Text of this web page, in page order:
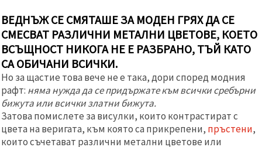
ВЕДНЪЖ СЕ СМЯТАШЕ ЗА МОДЕН ГРЯХ ДА СЕ
СМЕСВАТ РАЗЛИЧНИ МЕТАЛНИ ЦВЕТОВЕ, КОЕТО
ВСЪЩНОСТ НИКОГА НЕ Е РАЗБРАНО, ТЪЙ КАТО
СА ОБИЧАНИ ВСИЧКИ.
Но за щастие това вече не е така, дори според модния
рафт: няма нужда да се придържате към всички сребърни
бижута или всички златни бижута.
Затова помислете за висулки, които контрастират с
цвета на веригата, към която са прикрепени, пръстени,
които съчетават различни метални цветове или